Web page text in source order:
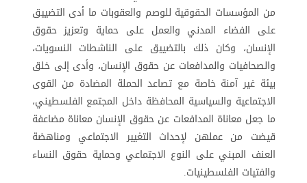
من المؤسسات الحقوقية للوصم والعقوبات ما أدى التضييق
على الفضاء المدني والعمل على حماية وتعزيز حقوق
الإنسان، وكان ذلك بالتضييق على الناشطات النسويات،
والصحافيات والمدافعات عن حقوق الإنسان، وأدى إلى خلق
بيئة غير آمنة خاصة مع تصاعد الحملة المضادة من القوى
الاجتماعية والسياسية المحافظة داخل المجتمع الفلسطيني،
ما جعل معاناة المدافعات عن حقوق الإنسان معاناة مضاعفة
قيضت من عملهن لإحداث التغيير الاجتماعي ومناهضة
العنف المبني على النوع الاجتماعي وحماية حقوق النساء
والفتيات الفلسطينيات.